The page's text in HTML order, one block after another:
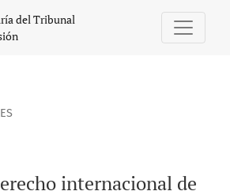
internacional de inversiones
del Tribunal
internacional de